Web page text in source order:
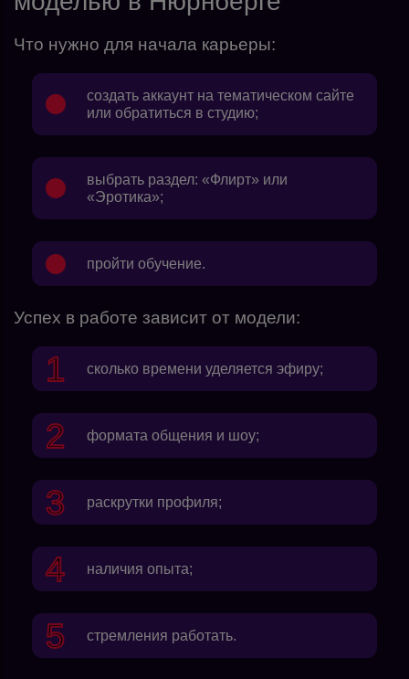
Что нужно для начала карьеры:
создать аккаунт на тематическом сайте
или обратиться в студию;
выбрать раздел: «Флирт» или
«Эротика»;
пройти обучение.
Успех в работе зависит от модели:
сколько времени уделяется эфиру;
формата общения и шоу;
раскрутки профиля;
наличия опыта;
стремления работать.